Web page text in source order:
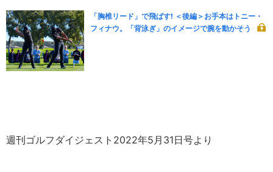
「胸椎リード」で飛ばす! ＜後編＞お手本はトニー・
フィナウ。「背泳ぎ」のイメージで腕を動かそう
週刊ゴルフダイジェスト2022年5月31日号より